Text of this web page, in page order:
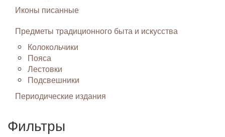
Иконы писанные
Предметы традиционного быта и искусства
Колокольчики
Пояса
Лестовки
Подсвешники
Периодические издания
Фильтры